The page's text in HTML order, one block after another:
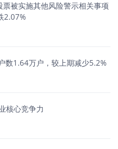
被实施其他风险警示相关事项
2.07%
数1.64万户，较上期减少5.2%
核心竞争力